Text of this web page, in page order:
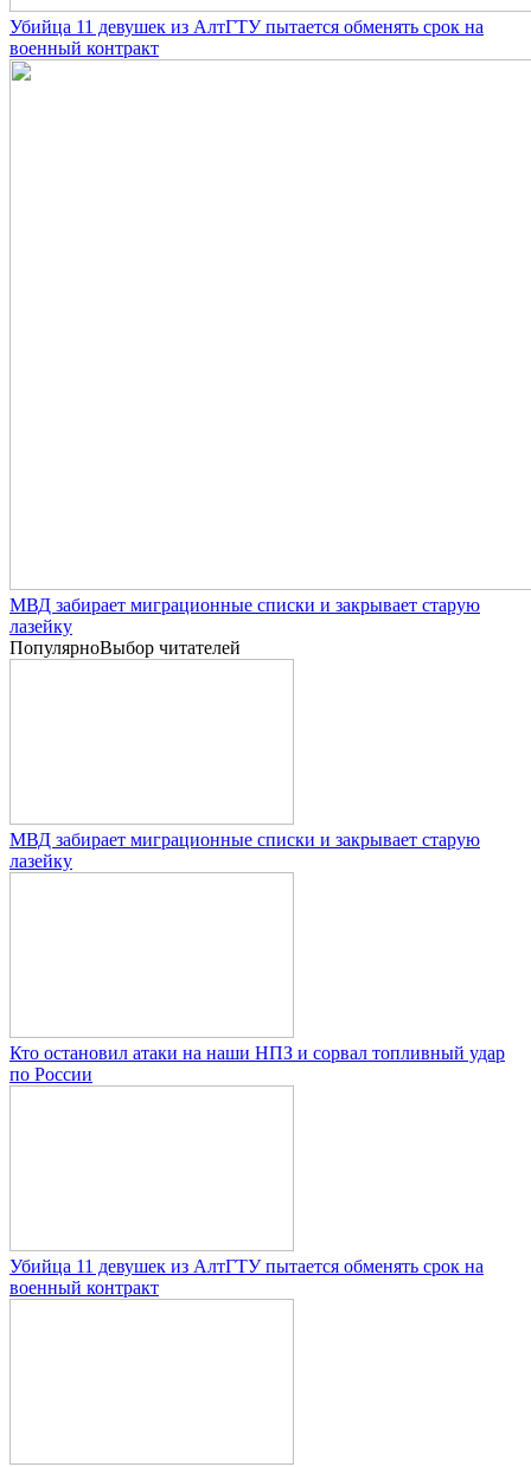
Убийца 11 девушек из АлтГТУ пытается обменять срок на
военный контракт
МВД забирает миграционные списки и закрывает старую
лазейку
ПопулярноВыбор читателей
МВД забирает миграционные списки и закрывает старую
лазейку
Кто остановил атаки на наши НПЗ и сорвал топливный удар
по России
Убийца 11 девушек из АлтГТУ пытается обменять срок на
военный контракт